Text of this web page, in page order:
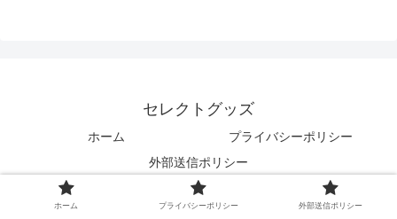
セレクトグッズ
ホーム
プライバシーポリシー
外部送信ポリシー
© 2020 セレクトグッズ.
ホーム プライバシーポリシー 外部送信ポリシー